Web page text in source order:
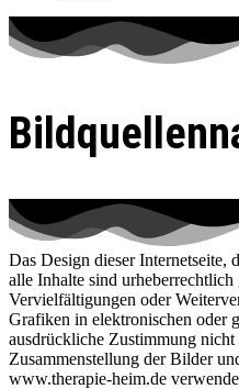
Das Design dieser Internetseite,
alle Inhalte sind urheberrechtlich
Vervielfältigungen oder
Grafiken in elektronischen oder
ausdrückliche Zustimmung nicht
Zusammenstellung der Bilder
www.therapie-heim.de